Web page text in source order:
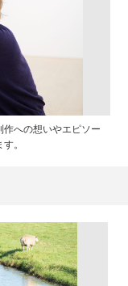
への想いやエピソー
。